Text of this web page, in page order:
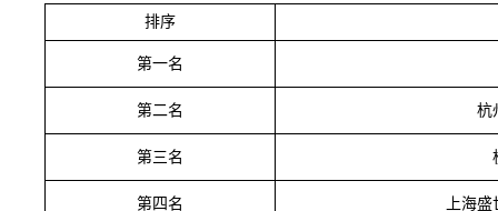
排序
第一名
第二名 杭
第三名
第四名 上海